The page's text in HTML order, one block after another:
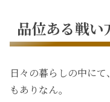
品位ある戦い
日々の暮らしの中に
もありなん。